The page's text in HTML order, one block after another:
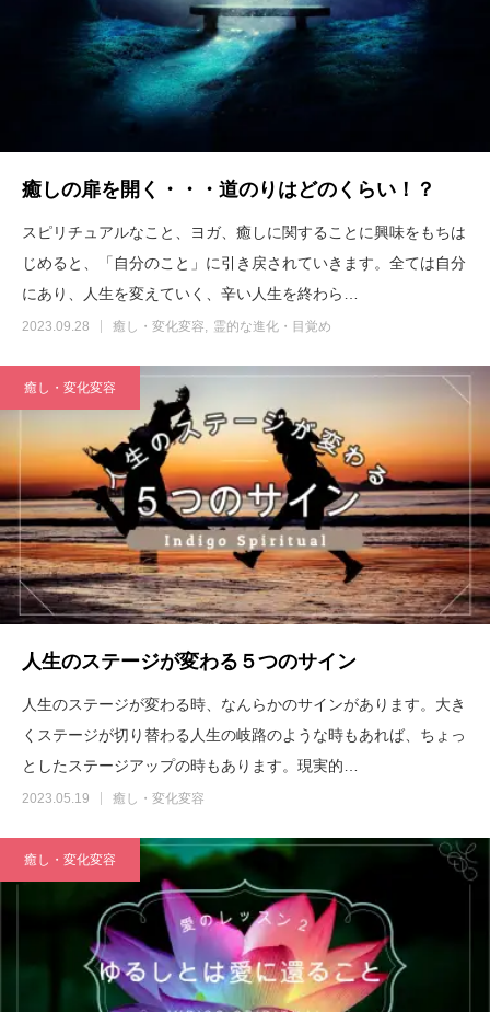
癒しの扉を開く・・・道のりはどのくらい！？
スピリチュアルなこと、ヨガ、癒しに関することに興味をもちは
じめると、「自分のこと」に引き戻されていきます。全ては自分
にあり、人生を変えていく、辛い人生を終わら…
2023.09.28 癒し・変化変容 霊的な進化・目覚め
癒し・変化変容
人生のステージが変わる５つのサイン
人生のステージが変わる時、なんらかのサインがあります。大き
くステージが切り替わる人生の岐路のような時もあれば、ちょっ
としたステージアップの時もあります。現実的…
2023.05.19 癒し・変化変容
癒し・変化変容